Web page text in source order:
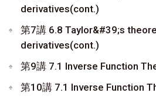
derivatives(cont.)
第7講 6.8 Taylor&#39;s
derivatives(cont.)
第9講 7.1 Inverse Function
第10講 7.1 Inverse Function